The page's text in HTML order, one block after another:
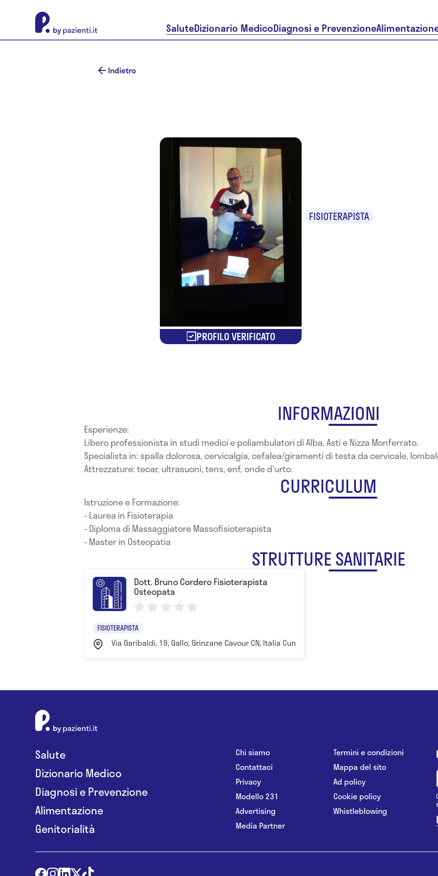
SaluteDizionario MedicoDiagnosi e Prevenzione
Indietro
PROFILO VERIFICATO
FISIOTERAPISTA
INFORMAZIONI
Esperienze:
Libero professionista in studi medici e poliambulatori di Alba, Asti e Nizza Monferrato.
Specialista in: spalla dolorosa, cervicalgia, cefalea/giramenti di testa da cervicale,
Attrezzature: tecar, ultrasuoni, tens, enf, onde d'urto.
CURRICULUM
Istruzione e Formazione:
- Laurea in Fisioterapia
- Diploma di Massaggiatore Massofisioterapista
- Master in Osteopatia
STRUTTURE SANITARIE
Dott. Bruno Cordero Fisioterapista
Osteopata
FISIOTERAPISTA
Via Garibaldi, 19, Gallo, Grinzane Cavour CN, Italia Cuneo
Salute
Dizionario Medico
Diagnosi e Prevenzione
Alimentazione
Genitorialità
Chi siamo
Contattaci
Privacy
Modello 231
Advertising
Media Partner
Termini e condizioni
Mappa del sito
Ad policy
Cookie policy
Whistleblowing